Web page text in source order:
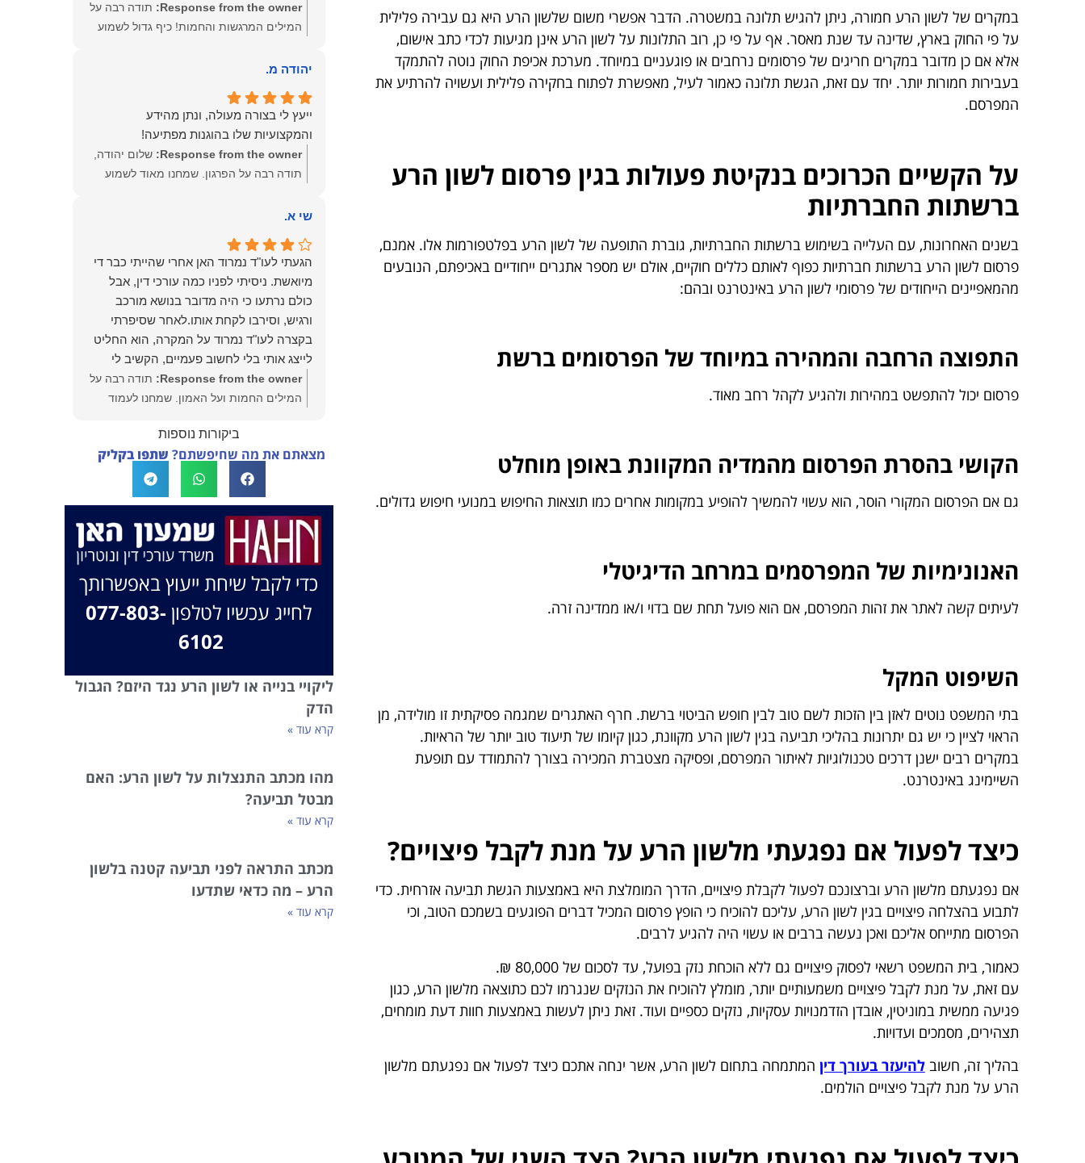
במקרים של לשון הרע חמורה, ניתן להגיש תלונה במשטרה. הדבר אפשרי משום שלשון הרע היא גם עבירה פלילית
על פי החוק בארץ, שדינה עד שנת מאסר. אף על פי כן, רוב התלונות על לשון הרע אינן מגיעות לכדי כתב אישום,
אלא אם כן מדובר במקרים חריגים של פרסומים נרחבים או פוגעניים במיוחד. מערכת אכיפת החוק נוטה להתמקד
בעבירות חמורות יותר. יחד עם זאת, הגשת תלונה כאמור לעיל, מאפשרת לפתוח בחקירה פלילית ועשויה להרתיע את
המפרסם.
על הקשיים הכרוכים בנקיטת פעולות בגין פרסום לשון הרע
ברשתות החברתיות
בשנים האחרונות, עם העלייה בשימוש ברשתות החברתיות, גוברת התופעה של לשון הרע בפלטפורמות אלו. אמנם,
פרסום לשון הרע ברשתות חברתיות כפוף לאותם כללים חוקיים, אולם יש מספר אתגרים ייחודיים באכיפתם, הנובעים
מהמאפיינים הייחודים של פרסומי לשון הרע באינטרנט ובהם:
התפוצה הרחבה והמהירה במיוחד של הפרסומים ברשת
פרסום יכול להתפשט במהירות ולהגיע לקהל רחב מאוד.
הקושי בהסרת הפרסום מהמדיה המקוונת באופן מוחלט
גם אם הפרסום המקורי הוסר, הוא עשוי להמשיך להופיע במקומות אחרים כמו תוצאות החיפוש במנועי חיפוש גדולים.
האנונימיות של המפרסמים במרחב הדיגיטלי
לעיתים קשה לאתר את זהות המפרסם, אם הוא פועל תחת שם בדוי ו/או ממדינה זרה.
השיפוט המקל
בתי המשפט נוטים לאזן בין הזכות לשם טוב לבין חופש הביטוי ברשת. חרף האתגרים שמגמה פסיקתית זו מולידה, מן
הראוי לציין כי יש גם יתרונות בהליכי תביעה בגין לשון הרע מקוונת, כגון קיומו של תיעוד טוב יותר של הראיות.
במקרים רבים ישנן דרכים טכנולוגיות לאיתור המפרסם, ופסיקה מצטברת המכירה בצורך להתמודד עם תופעת
השיימינג באינטרנט.
כיצד לפעול אם נפגעתי מלשון הרע על מנת לקבל פיצויים?
אם נפגעתם מלשון הרע וברצונכם לפעול לקבלת פיצויים, הדרך המומלצת היא באמצעות הגשת תביעה אזרחית. כדי
לתבוע בהצלחה פיצויים בגין לשון הרע, עליכם להוכיח כי הופץ פרסום המכיל דברים הפוגעים בשמכם הטוב, וכי
הפרסום מתייחס אליכם ואכן נעשה ברבים או עשוי היה להגיע לרבים.
כאמור, בית המשפט רשאי לפסוק פיצויים גם ללא הוכחת נזק בפועל, עד לסכום של 80,000 ₪.
עם זאת, על מנת לקבל פיצויים משמעותיים יותר, מומלץ להוכיח את הנזקים שנגרמו לכם כתוצאה מלשון הרע, כגון
פגיעה ממשית במוניטין, אובדן הזדמנויות עסקיות, נזקים כספיים ועוד. זאת ניתן לעשות באמצעות חוות דעת מומחים,
תצהירים, מסמכים ועדויות.
בהליך זה, חשובלהיעזר בעורך דין המתמחה בתחום לשון הרע, אשר ינחה אתכם כיצד לפעול אם נפגעתם מלשון
הרע על מנת לקבל פיצויים הולמים.
Response from the owner:
תודה רבה על
המילים המרגשות והחמות! כיף גדול לשמוע
שווה את הכל. נשמח תמיד לעמוד לרשותך!
יהודה מ.
ייעץ לי בצורה מעולה, ונתן מהידע
והמקצועיות שלו בהוגנות מפתיעה!
Response from the owner:
שלום יהודה,
תודה רבה על הפרגון. שמחנו מאוד לשמוע
הוגנות ומקצועיות הן מעל הכל. נשמח תמיד
שי א.
הגעתי לעו"ד נמרוד האן אחרי שהייתי כבר די
מיואשת. ניסיתי לפניו כמה עורכי דין, אבל
כולם נרתעו כי היה מדובר בנושא מורכב
ורגיש, וסירבו לקחת אותו.לאחר שסיפרתי
בקצרה לעו"ד נמרוד על המקרה, הוא החליט
לייצג אותי בלי לחשוב פעמיים, הקשיב לי
ולקח את התיק שלי פרו בונו מכל הלב.
Response from the owner:
תודה רבה על
המילים החמות ועל האמון. שמחנו לעמוד
המון הצלחה בהמשך. תמיד כאן בשבילך.
בברכה, משרד עו"ד שמעון האן ונוטריון
ביקורות נוספות
מצאתם את מה שחיפשתם? שתפו בקליק
כדי לקבל שיחת ייעוץ באפשרותך
לחייג עכשיו לטלפון 077-803-
6102
ליקויי בנייה או לשון הרע נגד היזם? הגבול
הדק
קרא עוד »
מהו מכתב התנצלות על לשון הרע: האם
מבטל תביעה?
קרא עוד »
מכתב התראה לפני תביעה קטנה בלשון
הרע – מה כדאי שתדעו
קרא עוד »